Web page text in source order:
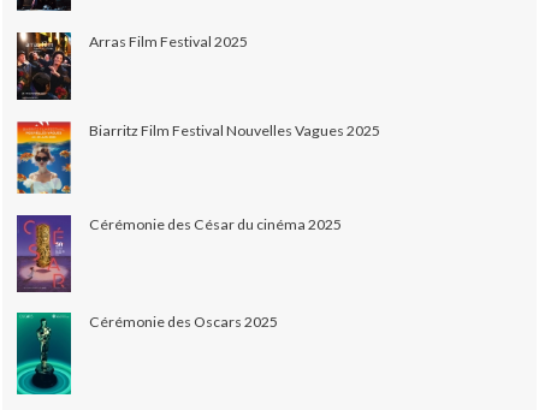
Arras Film Festival 2025
Biarritz Film Festival Nouvelles Vagues 2025
Cérémonie des César du cinéma 2025
Cérémonie des Oscars 2025